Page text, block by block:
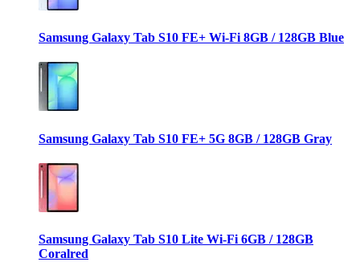
Samsung Galaxy Tab S10 FE+ Wi-Fi 8GB / 128GB Blue
Samsung Galaxy Tab S10 FE+ 5G 8GB / 128GB Gray
Samsung Galaxy Tab S10 Lite Wi-Fi 6GB / 128GB
Coralred